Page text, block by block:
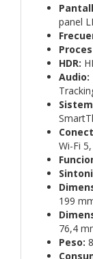
panel
HDR:
Audio:
Wi-Fi
199
76,4
Peso: